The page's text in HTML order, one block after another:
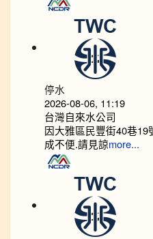
停水
2026-08-06, 11:19
台灣自來水公司
因大雅區民豐街40巷19
成不便.請見諒more...